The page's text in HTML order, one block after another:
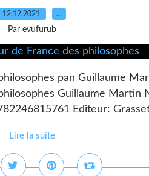
12.12.2021 …
Par evufurub
pan Guillaume
Guillaume Martin
Editeur:
Lire la suite